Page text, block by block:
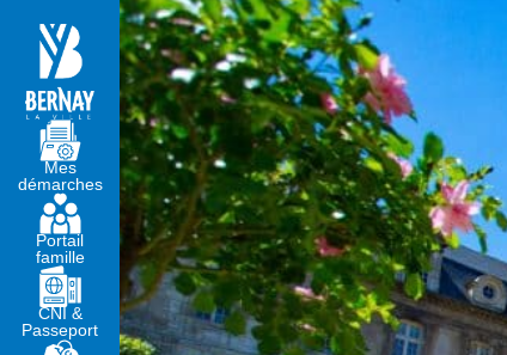
MA MAIRIE
Mes
démarches
Portail
famille
CNI &
Passeport